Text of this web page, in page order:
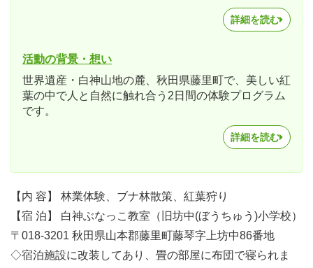
詳細を読む
活動の背景・想い
世界遺産・白神山地の麓、秋田県藤里町で、美しい紅
葉の中で人と自然に触れ合う2日間の体験プログラム
です。
詳細を読む
【内 容】 林業体験、ブナ林散策、紅葉狩り
【宿 泊】 白神ぶなっこ教室（旧坊中(ぼうちゅう)小学校）
〒018-3201 秋田県山本郡藤里町藤琴字上坊中86番地
◇宿泊施設に改装してあり、畳の部屋に布団で寝られま